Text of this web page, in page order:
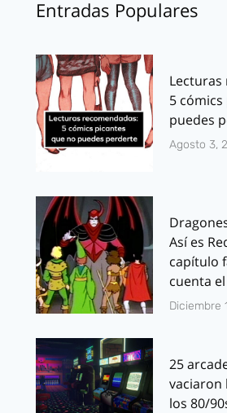
Entradas Populares
Lecturas
5
puedes
Agosto 3,
Así es
capítulo
cuenta
Diciembre
25
vaciaron
los 80/